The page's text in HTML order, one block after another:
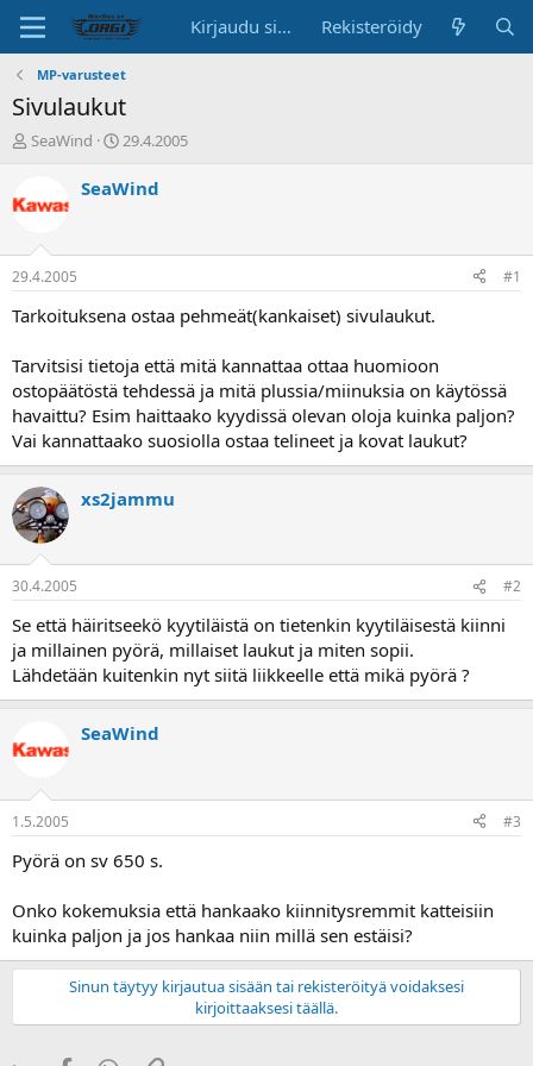
Kirjaudu sisään Rekisteröidy
MP-varusteet
Sivulaukut
K
k
s
e
l
a
l
o
i
t
t
a
j
a
SeaWind
A
o
p
ä
ä
29.4.2005
SeaWind
29.4.2005 #1
Tarkoituksena ostaa pehmeät(kankaiset) sivulaukut.
Tarvitsisi tietoja että mitä kannattaa ottaa huomioon
ostopäätöstä tehdessä ja mitä plussia/miinuksia on käytössä
havaittu? Esim haittaako kyydissä olevan oloja kuinka paljon?
Vai kannattaako suosiolla ostaa telineet ja kovat laukut?
xs2jammu
30.4.2005 #2
Se että häiritseekö kyytiläistä on tietenkin kyytiläisestä kiinni
ja millainen pyörä, millaiset laukut ja miten sopii.
Lähdetään kuitenkin nyt siitä liikkeelle että mikä pyörä ?
SeaWind
1.5.2005 #3
Pyörä on sv 650 s.
Onko kokemuksia että hankaako kiinnitysremmit katteisiin
kuinka paljon ja jos hankaa niin millä sen estäisi?
Sinun täytyy kirjautua sisään tai rekisteröityä voidaksesi
kirjoittaaksesi täällä.